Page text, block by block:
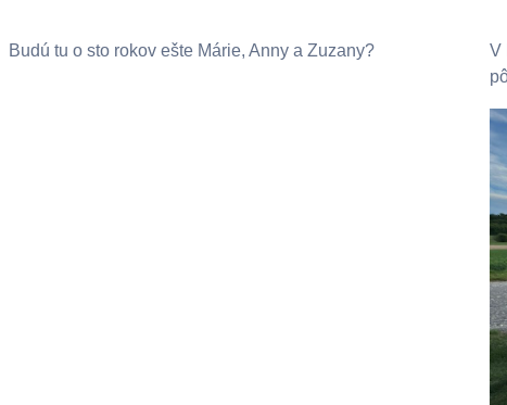
Budú tu o sto rokov ešte Márie, Anny a Zuzany?
V